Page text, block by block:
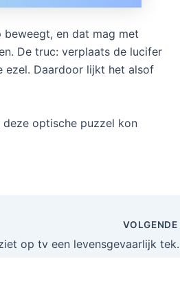
en dat mag met
De truc: verplaats de lucifer
ezel. Daardoor lijkt het alsof
deze optische puzzel kon
VOLGENDE
Arts ziet op tv